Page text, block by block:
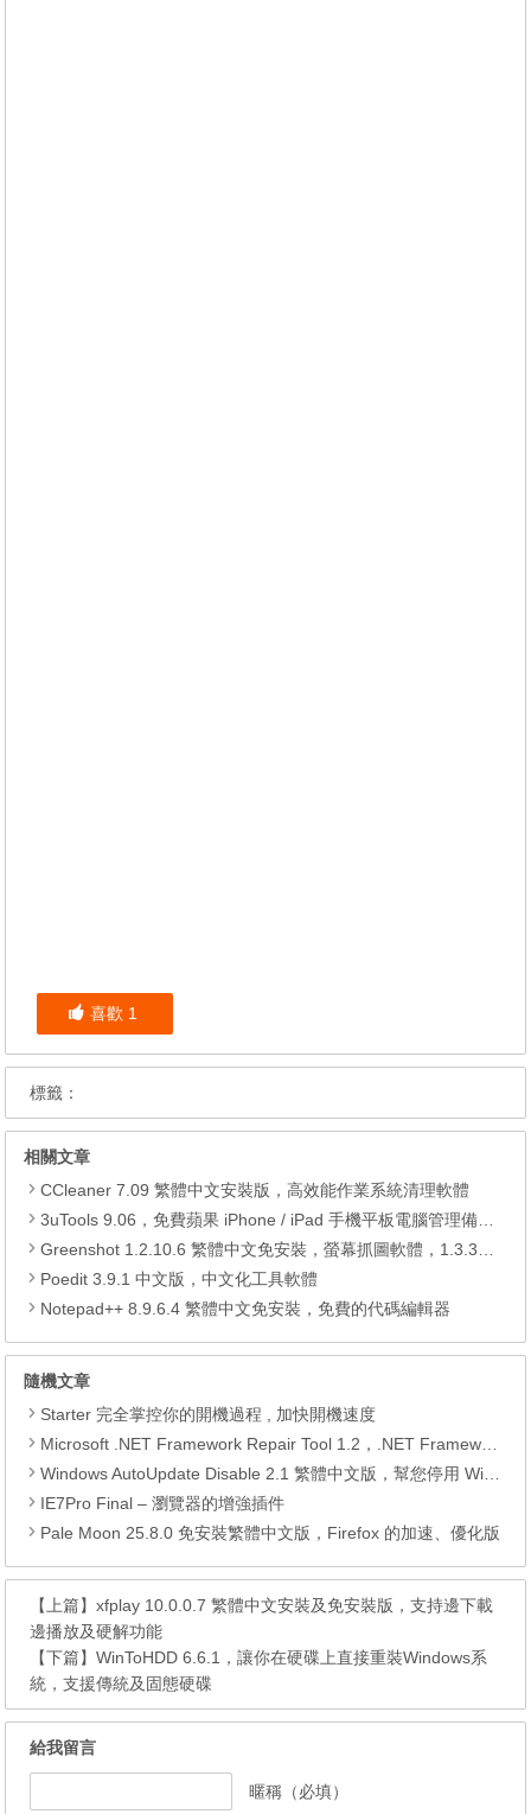
喜歡 1
標籤：
相關文章
CCleaner 7.09 繁體中文安裝版，高效能作業系統清理軟體
3uTools 9.06，免費蘋果 iPhone / iPad 手機平板電腦管理備份還原軟體
Greenshot 1.2.10.6 繁體中文免安裝，螢幕抓圖軟體，1.3.315 安裝版
Poedit 3.9.1 中文版，中文化工具軟體
Notepad++ 8.9.6.4 繁體中文免安裝，免費的代碼編輯器
隨機文章
Starter 完全掌控你的開機過程 , 加快開機速度
Microsoft .NET Framework Repair Tool 1.2，.NET Framework 的修復工具
Windows AutoUpdate Disable 2.1 繁體中文版，幫您停用 Windows 自動更新
IE7Pro Final – 瀏覽器的增強插件
Pale Moon 25.8.0 免安裝繁體中文版，Firefox 的加速、優化版
【上篇】xfplay 10.0.0.7 繁體中文安裝及免安裝版，支持邊下載
邊播放及硬解功能
【下篇】WinToHDD 6.6.1，讓你在硬碟上直接重裝Windows系
統，支援傳統及固態硬碟
給我留言
暱稱（必填）